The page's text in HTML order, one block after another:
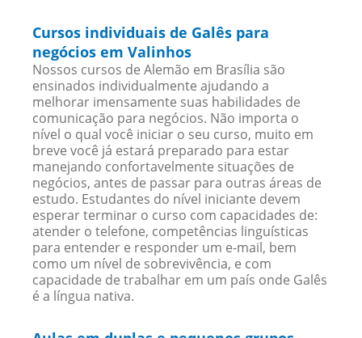
Cursos individuais de Galês para
negócios em Valinhos
Nossos cursos de Alemão em Brasília são
ensinados individualmente ajudando a
melhorar imensamente suas habilidades de
comunicação para negócios. Não importa o
nível o qual você iniciar o seu curso, muito em
breve você já estará preparado para estar
manejando confortavelmente situações de
negócios, antes de passar para outras áreas de
estudo. Estudantes do nível iniciante devem
esperar terminar o curso com capacidades de:
atender o telefone, competências linguísticas
para entender e responder um e-mail, bem
como um nível de sobrevivência, e com
capacidade de trabalhar em um país onde Galês
é a língua nativa.